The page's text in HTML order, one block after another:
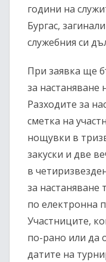
години на
Бургас,
служебния си
При заявка ще
за настаняване
Разходите за
сметка на
нощувки в
закуски и две
в
за настаняване
по електронна
Участниците,
по-рано или да
датите на